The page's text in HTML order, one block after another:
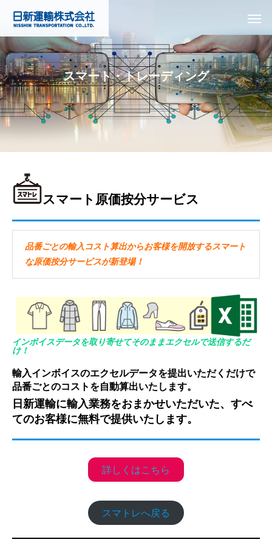
スマート・トレーディング
スマート原価按分サービス
品番ごとの輸入コスト算出からお客様を開放するスマート
な原価按分サービスが新登場！
インボイスデータを取り寄せてそのままエクセルで送信するだ
け！
輸入インボイスのエクセルデータを提出いただくだけで
品番ごとのコストを自動算出いたします。
日新運輸に輸入業務をおまかせいただいた、すべ
てのお客様に無料で提供いたします。
詳しくはこちら
スマトレへ戻る